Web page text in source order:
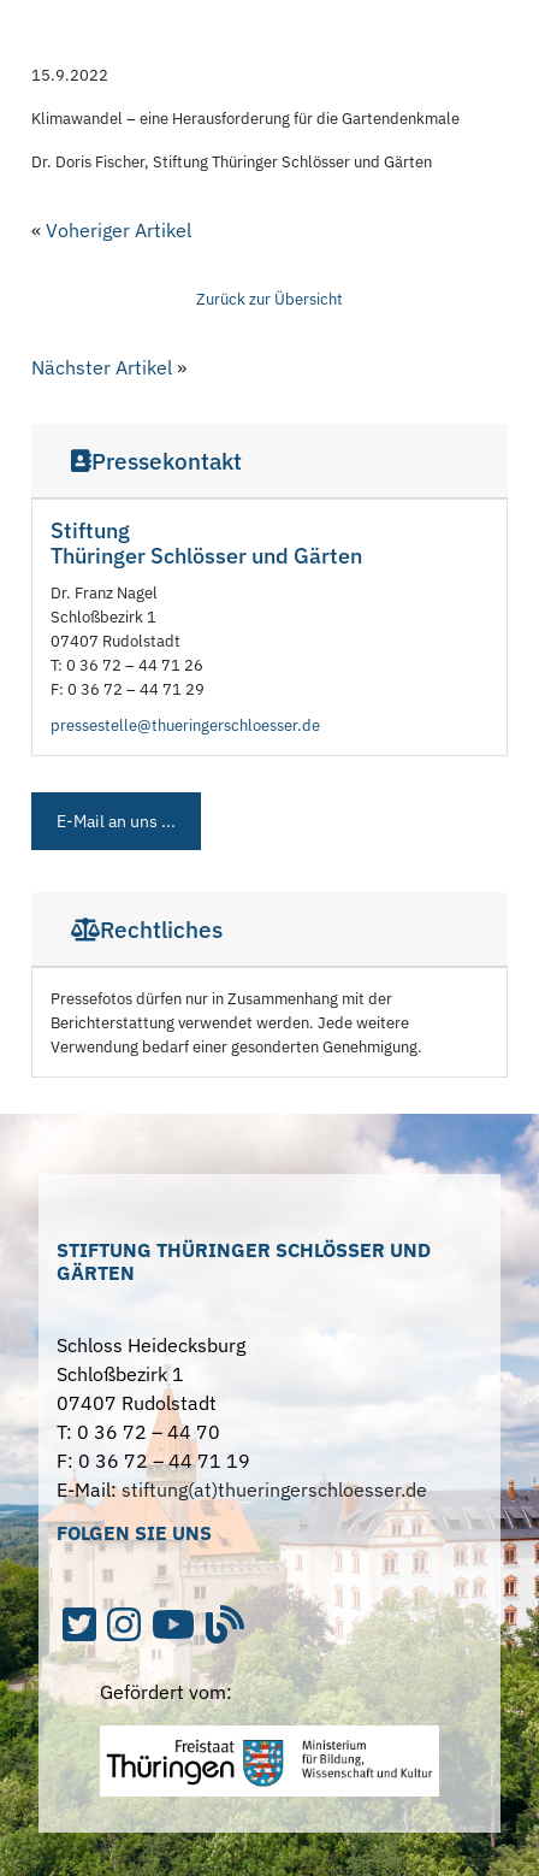
15.9.2022
Klimawandel – eine Herausforderung für die Gartendenkmale
Dr. Doris Fischer, Stiftung Thüringer Schlösser und Gärten
«Voheriger Artikel
Zurück zur Übersicht
Nächster Artikel »
Pressekontakt
Stiftung
Thüringer Schlösser und Gärten
Dr. Franz Nagel
Schloßbezirk 1
07407 Rudolstadt
T: 0 36 72 – 44 71 26
F: 0 36 72 – 44 71 29
pressestelle@thueringerschloesser.de
E-Mail an uns ...
Rechtliches
Pressefotos dürfen nur in Zusammenhang mit der
Berichterstattung verwendet werden. Jede weitere
Verwendung bedarf einer gesonderten Genehmigung.
STIFTUNG THÜRINGER SCHLÖSSER UND
GÄRTEN
Schloss Heidecksburg
Schloßbezirk 1
07407 Rudolstadt
T: 0 36 72 – 44 70
F: 0 36 72 – 44 71 19
E-Mail:stiftung(at)thueringerschloesser.de
FOLGEN SIE UNS
Gefördert vom: